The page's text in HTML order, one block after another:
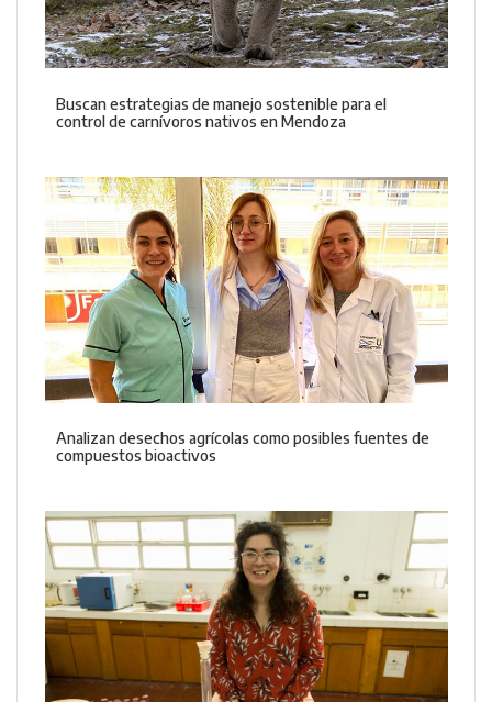
Buscan estrategias de manejo sostenible para el
control de carnívoros nativos en Mendoza
Analizan desechos agrícolas como posibles fuentes de
compuestos bioactivos